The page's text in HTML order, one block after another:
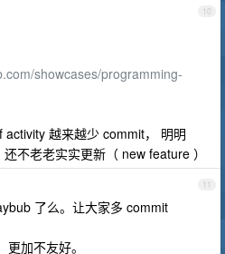
10
showcases/programming-
越来越少 commit， 明明
不老老实实更新（ new feature ）
11
了么。让大家多 commit
加不友好。